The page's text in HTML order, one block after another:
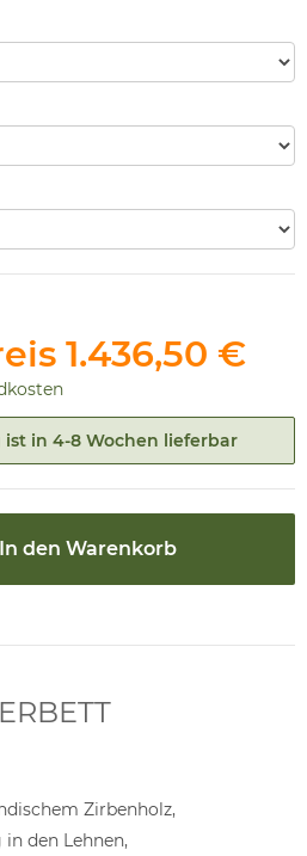
1.436,50 €
in 4-8 Wochen lieferbar
In den Warenkorb
Zirbenholz,
den Lehnen,